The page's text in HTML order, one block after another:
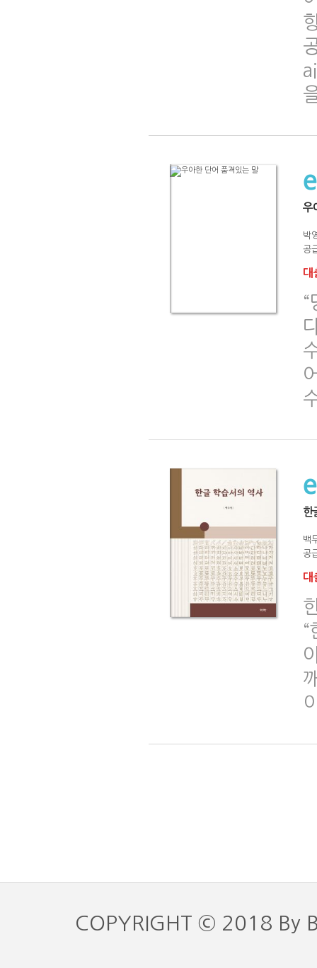
우
박
공
대
한
백
공
대
COPYRIGHT © 2018 By